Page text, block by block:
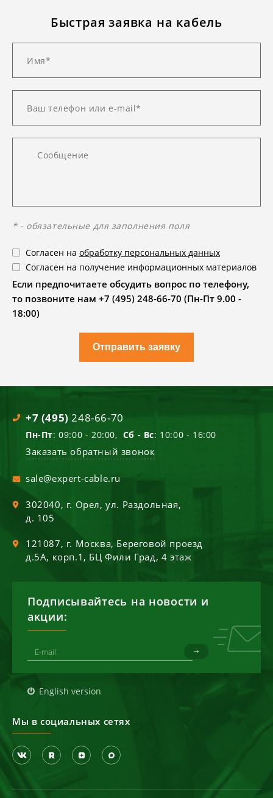
Быстрая заявка на кабель
* - обязательные для заполнения поля
Согласен на обработку персональных данных
Согласен на получение информационных материалов
Если предпочитаете обсудить вопрос по телефону,
то позвоните нам +7 (495) 248-66-70 (Пн-Пт 9.00 -
18:00)
Отправить заявку
+7 (495) 248-66-70
Пн-Пт: 09:00 - 20:00, Сб - Вс: 10:00 - 16:00
Заказать обратный звонок
sale@expert-cable.ru
302040, г. Орел,ул. Раздольная,
д. 105
121087, г. Москва, Береговой проезд
д.5А, корп.1, БЦ Фили Град, 4 этаж
Подписывайтесь на новости и
акции:
English version
Мы в социальных сетях